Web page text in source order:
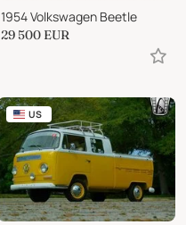
1954 Volkswagen Beetle
29 500 EUR
US